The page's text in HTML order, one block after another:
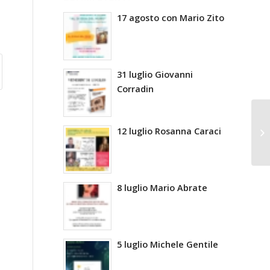
17 agosto con Mario Zito
31 luglio Giovanni
Corradin
12 luglio Rosanna Caraci
8 luglio Mario Abrate
5 luglio Michele Gentile